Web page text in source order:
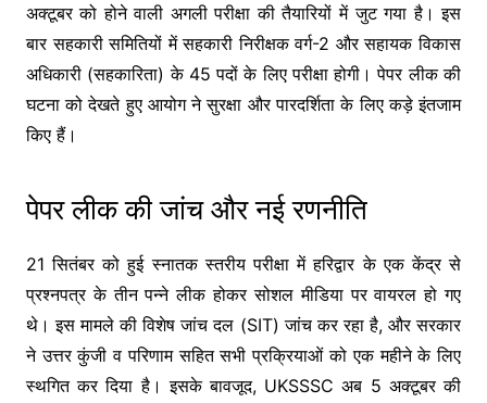
अक्टूबर को होने वाली अगली परीक्षा की तैयारियों में जुट गया है। इस
बार सहकारी समितियों में सहकारी निरीक्षक वर्ग-2 और सहायक विकास
अधिकारी (सहकारिता) के 45 पदों के लिए परीक्षा होगी। पेपर लीक की
घटना को देखते हुए आयोग ने सुरक्षा और पारदर्शिता के लिए कड़े इंतजाम
किए हैं।
पेपर लीक की जांच और नई रणनीति
21 सितंबर को हुई स्नातक स्तरीय परीक्षा में हरिद्वार के एक केंद्र से
प्रश्नपत्र के तीन पन्ने लीक होकर सोशल मीडिया पर वायरल हो गए
थे। इस मामले की विशेष जांच दल (SIT) जांच कर रहा है, और सरकार
ने उत्तर कुंजी व परिणाम सहित सभी प्रक्रियाओं को एक महीने के लिए
स्थगित कर दिया है। इसके बावजूद, UKSSSC अब 5 अक्टूबर की